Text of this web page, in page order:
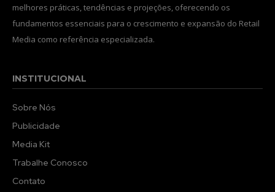
melhores práticas, tendências e projeções, oferecendo os
fundamentos essenciais para o crescimento e expansão do Retail
Media como referência especializada.
INSTITUCIONAL
Sobre Nós
Publicidade
Media Kit
Trabalhe Conosco
Contato